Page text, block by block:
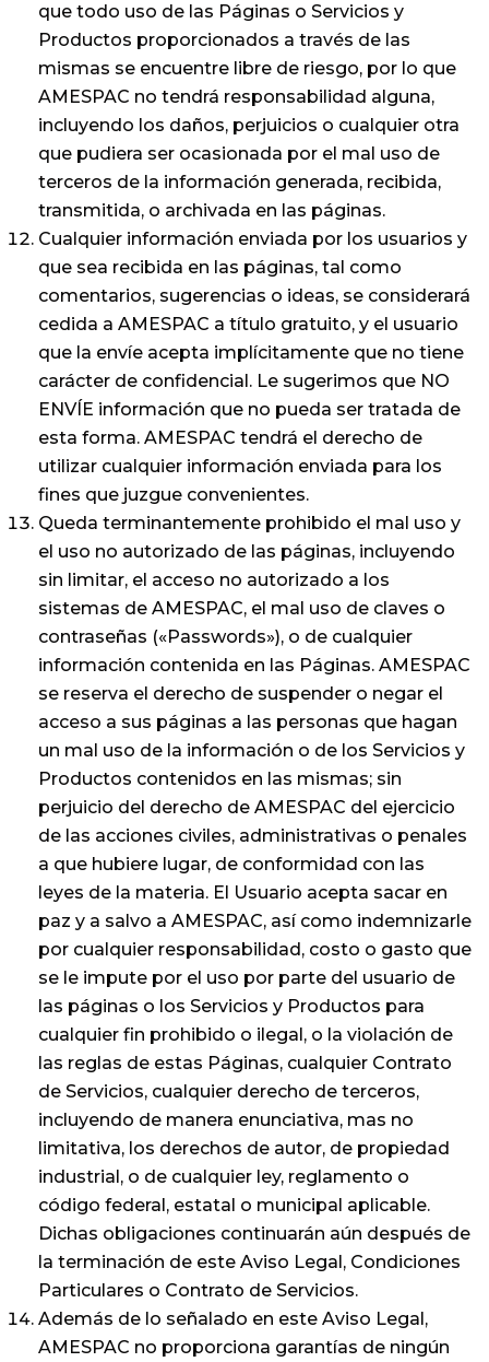
que todo uso de las Páginas o Servicios y
Productos proporcionados a través de las
mismas se encuentre libre de riesgo, por lo que
AMESPAC no tendrá responsabilidad alguna,
incluyendo los daños, perjuicios o cualquier otra
que pudiera ser ocasionada por el mal uso de
terceros de la información generada, recibida,
transmitida, o archivada en las páginas.
Cualquier información enviada por los usuarios y
que sea recibida en las páginas, tal como
comentarios, sugerencias o ideas, se considerará
cedida a AMESPAC a título gratuito, y el usuario
que la envíe acepta implícitamente que no tiene
carácter de confidencial. Le sugerimos que NO
ENVÍE información que no pueda ser tratada de
esta forma. AMESPAC tendrá el derecho de
utilizar cualquier información enviada para los
fines que juzgue convenientes.
Queda terminantemente prohibido el mal uso y
el uso no autorizado de las páginas, incluyendo
sin limitar, el acceso no autorizado a los
sistemas de AMESPAC, el mal uso de claves o
contraseñas («Passwords»), o de cualquier
información contenida en las Páginas. AMESPAC
se reserva el derecho de suspender o negar el
acceso a sus páginas a las personas que hagan
un mal uso de la información o de los Servicios y
Productos contenidos en las mismas; sin
perjuicio del derecho de AMESPAC del ejercicio
de las acciones civiles, administrativas o penales
a que hubiere lugar, de conformidad con las
leyes de la materia. El Usuario acepta sacar en
paz y a salvo a AMESPAC, así como indemnizarle
por cualquier responsabilidad, costo o gasto que
se le impute por el uso por parte del usuario de
las páginas o los Servicios y Productos para
cualquier fin prohibido o ilegal, o la violación de
las reglas de estas Páginas, cualquier Contrato
de Servicios, cualquier derecho de terceros,
incluyendo de manera enunciativa, mas no
limitativa, los derechos de autor, de propiedad
industrial, o de cualquier ley, reglamento o
código federal, estatal o municipal aplicable.
Dichas obligaciones continuarán aún después de
la terminación de este Aviso Legal, Condiciones
Particulares o Contrato de Servicios.
Además de lo señalado en este Aviso Legal,
AMESPAC no proporciona garantías de ningún